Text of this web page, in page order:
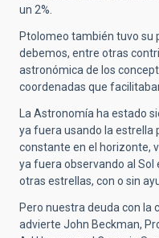
un 2%.
Ptolomeo también tuvo su
debemos, entre otras
astronómica de los
coordenadas que
La Astronomía ha estado
ya fuera usando la estrella
constante en el horizonte,
ya fuera observando al Sol
otras estrellas, con o sin
Pero nuestra deuda con la
advierte John Beckman,